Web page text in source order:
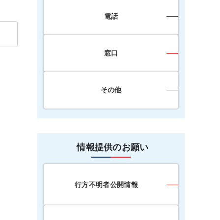
電話
窓口
その他
情報提供のお願い
行方不明者公開情報